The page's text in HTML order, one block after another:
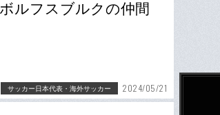
ルフスブルクの仲間
サッカー日本代表・海外サッカー 2024/05/21